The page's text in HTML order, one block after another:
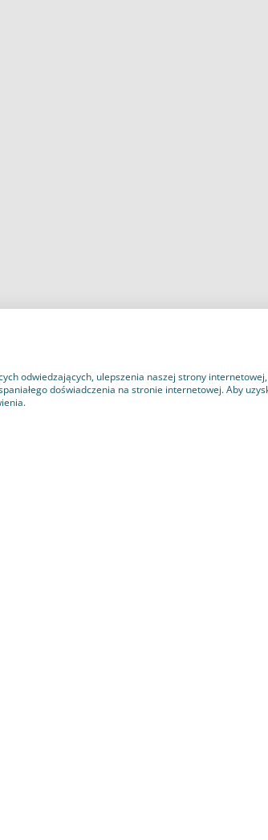
odwiedzających, ulepszenia naszej strony
doświadczenia na stronie internetowej. Aby